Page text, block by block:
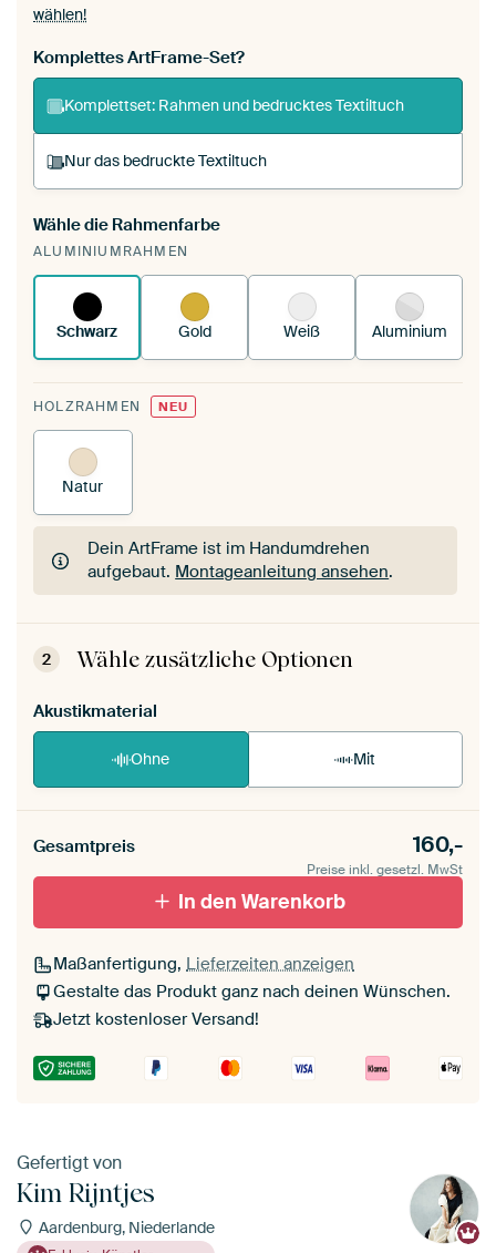
wählen!
Komplettes ArtFrame-Set?
Komplettset: Rahmen und bedrucktes Textiltuch
Nur das bedruckte Textiltuch
Du spannst einen wechselbaren Textiltuch in
deinen vorhandenen ArtFrame™.
funktioniert es.
Wähle die Rahmenfarbe
ALUMINIUMRAHMEN
Schwarz Gold Weiß Aluminium
HOLZRAHMEN NEU
Natur
Dein ArtFrame ist im Handumdrehen
aufgebaut. Montageanleitung ansehen.
Dein ArtFrame ist im Handumdrehen
aufgebaut.Montageanleitung ansehen
2 Wähle zusätzliche Optionen
Akustikmaterial
Ohne Mit
Gesamtpreis 160,-
Preise inkl. gesetzl. MwSt
In den Warenkorb
Maßanfertigung, Lieferzeiten anzeigen
Gestalte das Produkt ganz nach deinen Wünschen.
Jetzt kostenloser Versand!
Gefertigt von
Kim Rijntjes
Aardenburg, Niederlande